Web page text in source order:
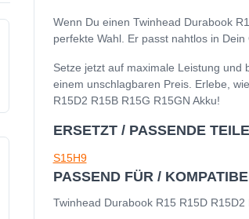
Wenn Du einen Twinhead Durabook
perfekte Wahl. Er passt nahtlos in
Setze jetzt auf maximale Leistung und
einem unschlagbaren Preis. Erlebe,
R15D2 R15B R15G R15GN Akku!
ERSETZT / PASSENDE
S15H9
PASSEND FÜR /
Twinhead Durabook R15 R15D R15D2